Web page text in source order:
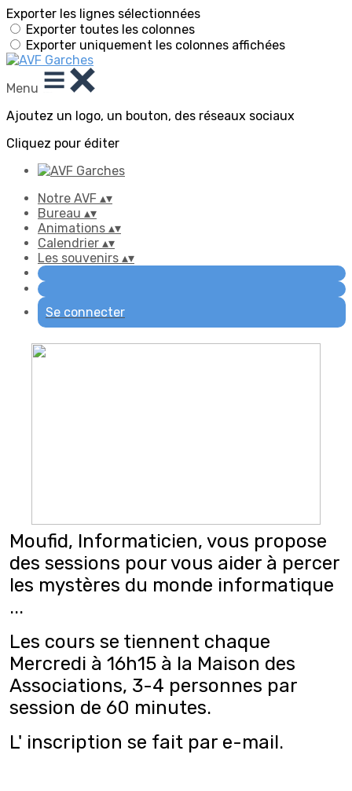
Exporter les lignes sélectionnées
Exporter toutes les colonnes
Exporter uniquement les colonnes affichées
Menu
Ajoutez un logo, un bouton, des réseaux sociaux
Cliquez pour éditer
Notre AVF ▴▾
Bureau ▴▾
Animations ▴▾
Calendrier ▴▾
Les souvenirs ▴▾
Se connecter
Moufid, Informaticien, vous propose
des sessions pour vous aider à percer
les mystères du monde informatique
...
Les cours se tiennent chaque
Mercredi à 16h15 à la Maison des
Associations, 3-4 personnes par
session de 60 minutes.
L' inscription se fait par e-mail.